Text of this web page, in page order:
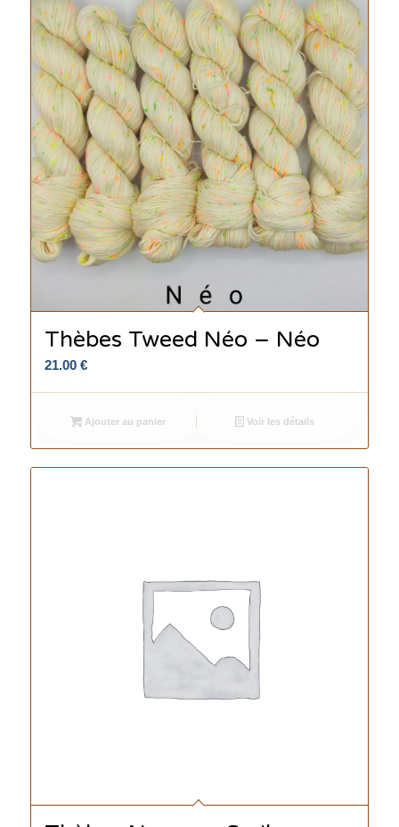
Thèbes Tweed Néo – Néo
21.00 €
Ajouter au panier Voir les détails